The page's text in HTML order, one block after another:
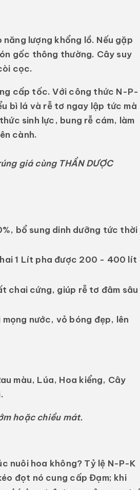
lượng khổng lồ. Nếu gặp
gốc thông thường. Cây suy
cọc.
cấp tốc. Với công thức N-P-
bì lá và rễ tơ ngay lập tức mà
sinh lực, bung rễ cám, làm
cành.
giá cùng THẦN DƯỢC
bổ sung dinh dưỡng tức thời
1 Lít pha được 200 - 400 lít
chai cứng, giúp rễ tơ đâm sâu
nước, vỏ bóng đẹp, lên
màu, Lúa, Hoa kiểng, Cây
hoặc chiều mát.
nuôi hoa không? Tỷ lệ N-P-K
đọt nó cung cấp Đạm; khi